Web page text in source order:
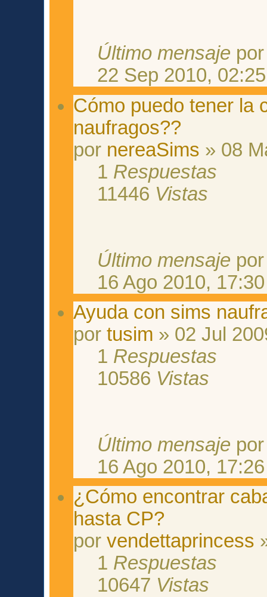
Último mensaje
22 Sep 2010, 02:25
Cómo puedo tener la
naufragos??
por nereaSims » 08
1 Respuestas
11446 Vistas
Último mensaje
16 Ago 2010, 17:30
Ayuda con sims
portusim » 02 Jul
1 Respuestas
10586 Vistas
Último mensaje
16 Ago 2010, 17:26
¿Cómo encontrar
hasta CP?
porvendettaprincess
1 Respuestas
10647 Vistas